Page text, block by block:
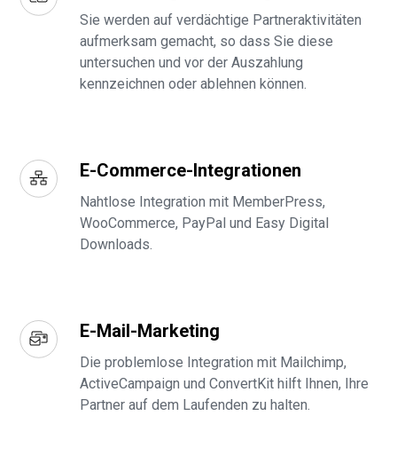
Sie werden auf verdächtige Partneraktivitäten
aufmerksam gemacht, so dass Sie diese
untersuchen und vor der Auszahlung
kennzeichnen oder ablehnen können.
E-Commerce-Integrationen
Nahtlose Integration mit MemberPress,
WooCommerce, PayPal und Easy Digital
Downloads.
E-Mail-Marketing
Die problemlose Integration mit Mailchimp,
ActiveCampaign und ConvertKit hilft Ihnen, Ihre
Partner auf dem Laufenden zu halten.